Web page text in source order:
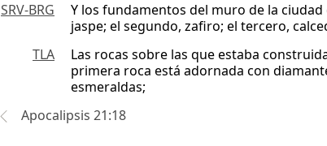
SRV-BRG
Y los fundamentos del muro de la
jaspe; el segundo, zafiro; el tercero,
TLA
Las rocas sobre las que estaba
primera roca está adornada con
esmeraldas;
Apocalipsis 21:18